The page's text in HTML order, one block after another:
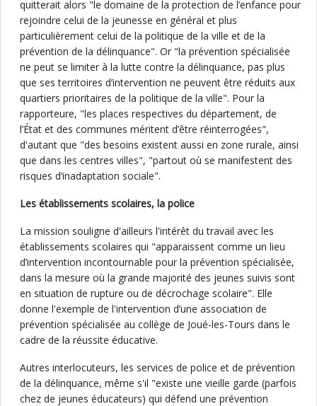
quitterait alors "le domaine de la protection de l’enfance pour
rejoindre celui de la jeunesse en général et plus
particulièrement celui de la politique de la ville et de la
prévention de la délinquance". Or "la prévention spécialisée
ne peut se limiter à la lutte contre la délinquance, pas plus
que ses territoires d’intervention ne peuvent être réduits aux
quartiers prioritaires de la politique de la ville". Pour la
rapporteure, "les places respectives du département, de
l’État et des communes méritent d’être réinterrogées",
d'autant que "des besoins existent aussi en zone rurale, ainsi
que dans les centres villes", "partout où se manifestent des
risques d’inadaptation sociale".
Les établissements scolaires, la police
La mission souligne d'ailleurs l'intérêt du travail avec les
établissements scolaires qui "apparaissent comme un lieu
d’intervention incontournable pour la prévention spécialisée,
dans la mesure où la grande majorité des jeunes suivis sont
en situation de rupture ou de décrochage scolaire". Elle
donne l'exemple de l'intervention d’une association de
prévention spécialisée au collège de Joué-les-Tours dans le
cadre de la réussite éducative.
Autres interlocuteurs, les services de police et de prévention
de la délinquance, même s'il "existe une vieille garde (parfois
chez de jeunes éducateurs) qui défend une prévention